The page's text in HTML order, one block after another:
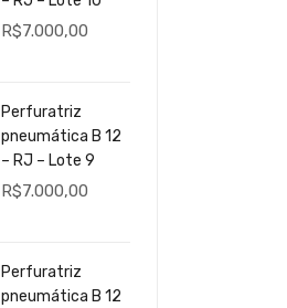
R$7.000,00
Perfuratriz
pneumática B 12
– RJ – Lote 9
R$7.000,00
Perfuratriz
pneumática B 12